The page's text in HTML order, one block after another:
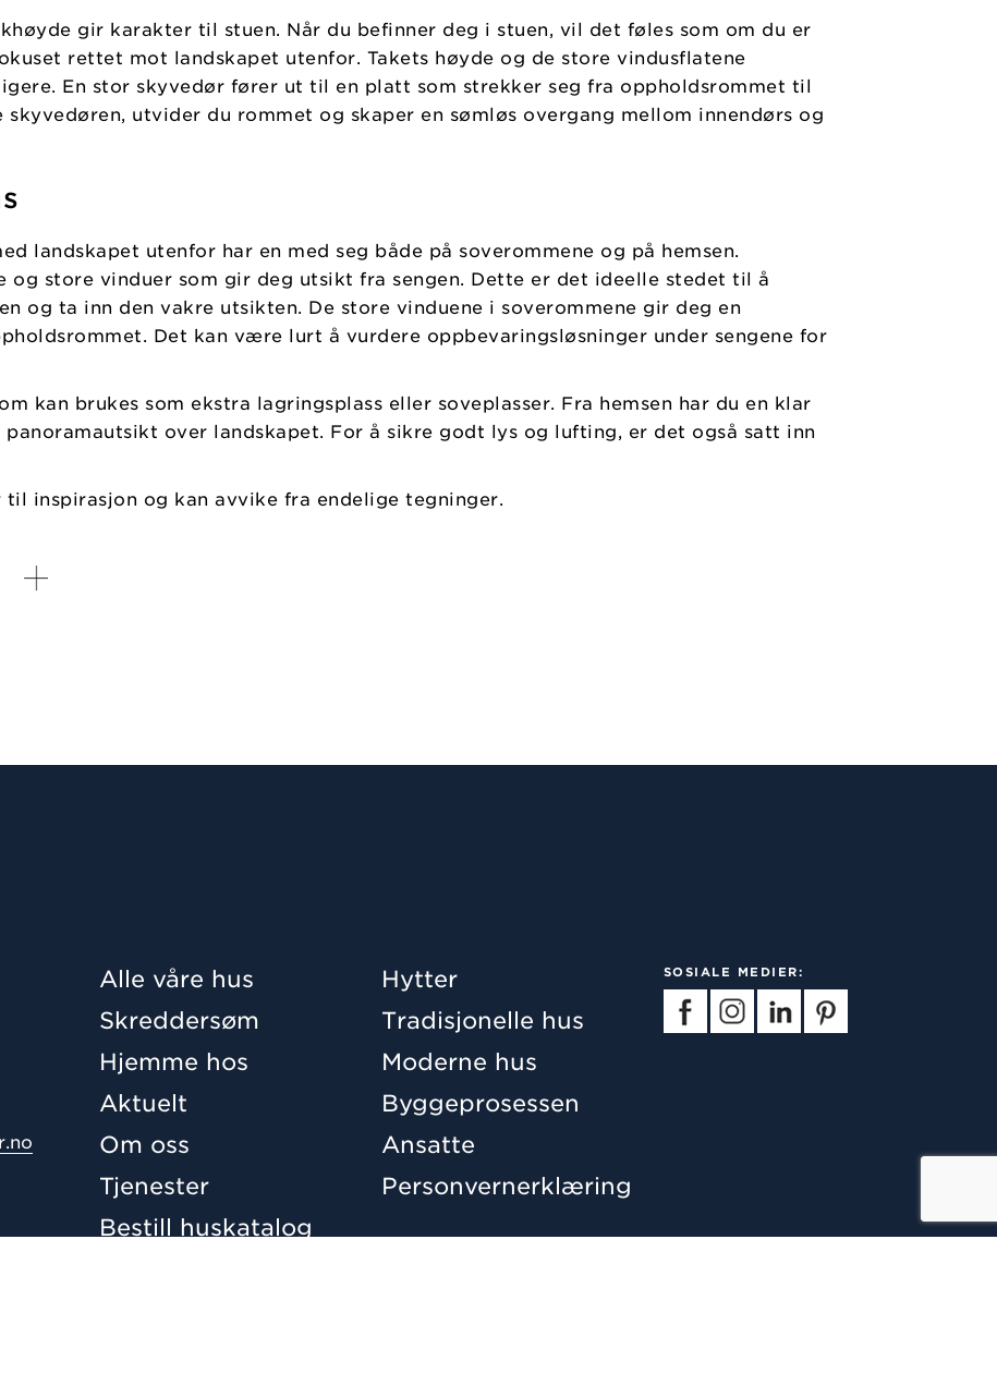
gir karakter til stuen. Når du befinner deg i stuen, vil det føles som om du er
rettet mot landskapet utenfor. Takets høyde og de store vindusflatene
En stor skyvedør fører ut til en platt som strekker seg fra oppholdsrommet til
skyvedøren, utvider du rommet og skaper en sømløs overgang mellom innendørs og
landskapet utenfor har en med seg både på soverommene og på hemsen.
og store vinduer som gir deg utsikt fra sengen. Dette er det ideelle stedet til å
og ta inn den vakre utsikten. De store vinduene i soverommene gir deg en
Det kan være lurt å vurdere oppbevaringsløsninger under sengene for
kan brukes som ekstra lagringsplass eller soveplasser. Fra hemsen har du en klar
over landskapet. For å sikre godt lys og lufting, er det også satt inn
inspirasjon og kan avvike fra endelige tegninger.
Alle våre hus
Hytter
Skreddersøm
Tradisjonelle hus
Hjemme hos
Moderne hus
Aktuelt
Byggeprosessen
Om oss
Ansatte
Tjenester
Personvernerklæring
Bestill huskatalog
SOSIALE MEDIER: